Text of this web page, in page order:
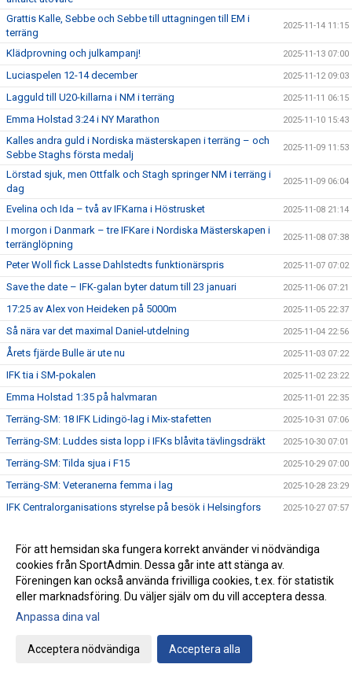
Grattis Kalle, Sebbe och Sebbe till uttagningen till EM i
terräng
2025-11-14 11:15
Klädprovning och julkampanj! 2025-11-13 07:00
Luciaspelen 12-14 december 2025-11-12 09:03
Lagguld till U20-killarna i NM i terräng 2025-11-11 06:15
Emma Holstad 3:24 i NY Marathon 2025-11-10 15:43
Kalles andra guld i Nordiska mästerskapen i terräng – och
Sebbe Staghs första medalj
2025-11-09 11:53
Lörstad sjuk, men Ottfalk och Stagh springer NM i terräng i
dag
2025-11-09 06:04
Evelina och Ida – två av IFKarna i Höstrusket 2025-11-08 21:14
I morgon i Danmark – tre IFKare i Nordiska Mästerskapen i
terränglöpning
2025-11-08 07:38
Peter Woll fick Lasse Dahlstedts funktionärspris 2025-11-07 07:02
Save the date – IFK-galan byter datum till 23 januari 2025-11-06 07:21
17:25 av Alex von Heideken på 5000m 2025-11-05 22:37
Så nära var det maximal Daniel-utdelning 2025-11-04 22:56
Årets fjärde Bulle är ute nu 2025-11-03 07:22
IFK tia i SM-pokalen 2025-11-02 23:22
Emma Holstad 1:35 på halvmaran 2025-11-01 22:35
Terräng-SM: 18 IFK Lidingö-lag i Mix-stafetten 2025-10-31 07:06
Terräng-SM: Luddes sista lopp i IFKs blåvita tävlingsdräkt 2025-10-30 07:01
Terräng-SM: Tilda sjua i F15 2025-10-29 07:00
Terräng-SM: Veteranerna femma i lag 2025-10-28 23:29
IFK Centralorganisations styrelse på besök i Helsingfors 2025-10-27 07:57
Terräng-SM: Bronsmedalj till P19-laget 2025-10-26 09:07
Janne skriver om skolidrottsplatser
Terräng-SM: Kassaskåpssäkert P19-guld till Kalle 2025-10-25 22:00
Terräng-SM: Silver till Nina i K55
Terräng-SM: Veteran-silver till Kenneth Gysing
Vilka fantastiska funktionärer vi har!
För att hemsidan ska fungera korrekt använder vi nödvändiga
cookies från SportAdmin. Dessa går inte att stänga av.
Föreningen kan också använda frivilliga cookies, t.ex. för statistik
eller marknadsföring. Du väljer själv om du vill acceptera dessa.
Anpassa dina val
Acceptera nödvändiga Acceptera alla